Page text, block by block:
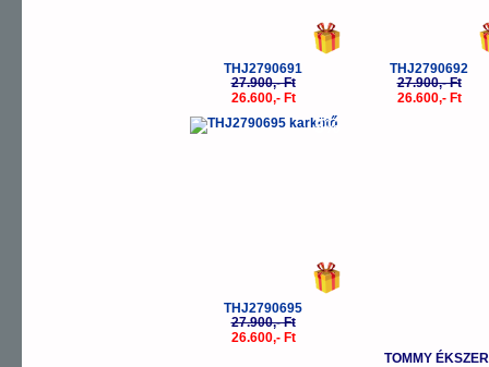
THJ2790691
27.900,- Ft
26.600,- Ft
THJ2790692
27.900,- Ft
26.600,- Ft
-5%
THJ2790695
27.900,- Ft
26.600,- Ft
TOMMY